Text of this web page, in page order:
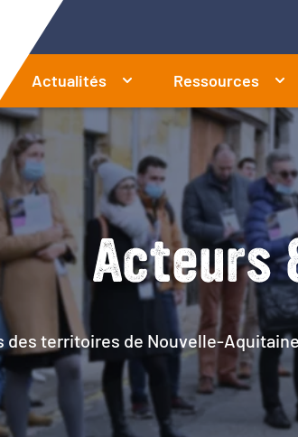
Actualités Ressources
Acteurs
des territoires de Nouvelle-